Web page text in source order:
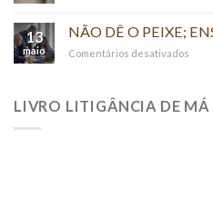
(“PER
13
maio
NÃO DÊ O PEIXE;
Comentários desativados
O
LIVRO LITIGÂNCIA DE MÁ